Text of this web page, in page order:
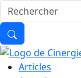
Articles